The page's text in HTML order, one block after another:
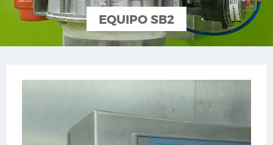
EQUIPO SB2